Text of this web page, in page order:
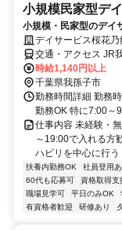
小規模民家型デ
小規模・民家型のデイ
デイサービス桜花
交通・アクセス JR
時給1,140円以上
千葉県我孫子市
勤務時間詳細 勤務
勤務OK 特に7:00～
仕事内容 未経験・
～19:00で入れる方
ハビリを中心に行
扶養内勤務OK 社員登用あ
60代も応募可
資格取得支
職場見学可
平日のみOK
有資格者歓迎
研修あり